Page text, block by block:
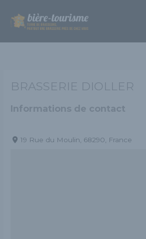
contenu
BRASSERIE DIOLLER
Informations de contact
19 Rue du Moulin, 68290, France